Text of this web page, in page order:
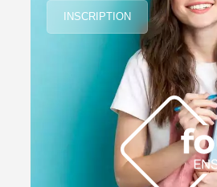
INSCRIPTION